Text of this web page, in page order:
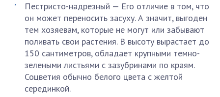
Пестристо-надрезный — Его отличие в том, что
он может переносить засуху. А значит, выгоден
тем хозяевам, которые не могут или забывают
поливать свои растения. В высоту вырастает до
150 сантиметров, обладает крупными темно-
зелеными листьями с зазубринами по краям.
Соцветия обычно белого цвета с желтой
серединкой.